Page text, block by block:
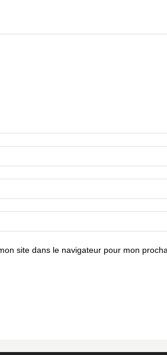
site dans le navigateur pour mon